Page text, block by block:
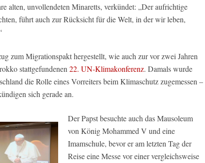
alten, unvollendeten Minaretts, verkündet: „Der aufrichtige
führt auch zur Rücksicht für die Welt, in der wir leben,
zum Migrationspakt hergestellt, wie auch zur vor zwei Jahren
stattgefundenen 22. UN-Klimakonferenz. Damals wurde
die Rolle eines Vorreiters beim Klimaschutz zugemessen –
sich gerade an.
Der Papst besuchte auch das Mausoleum
von König Mohammed V und eine
Imamschule, bevor er am letzten Tag der
Reise eine Messe vor einer vergleichsweise